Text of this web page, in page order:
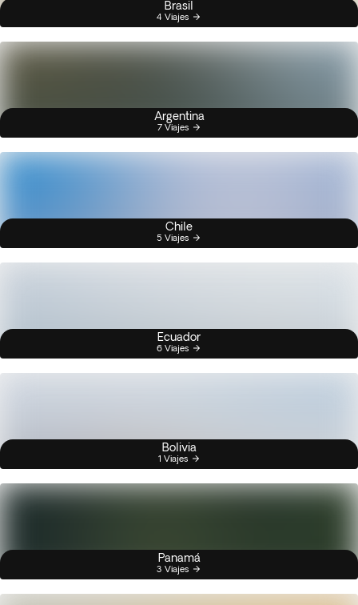
Brasil
4 Viajes
Argentina
7 Viajes
Chile
5 Viajes
Ecuador
6 Viajes
Bolivia
1 Viajes
Panamá
3 Viajes